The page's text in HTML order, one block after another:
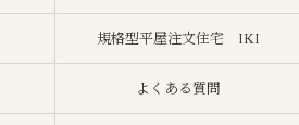
規格型平屋注文住宅 IKI
よくある質問